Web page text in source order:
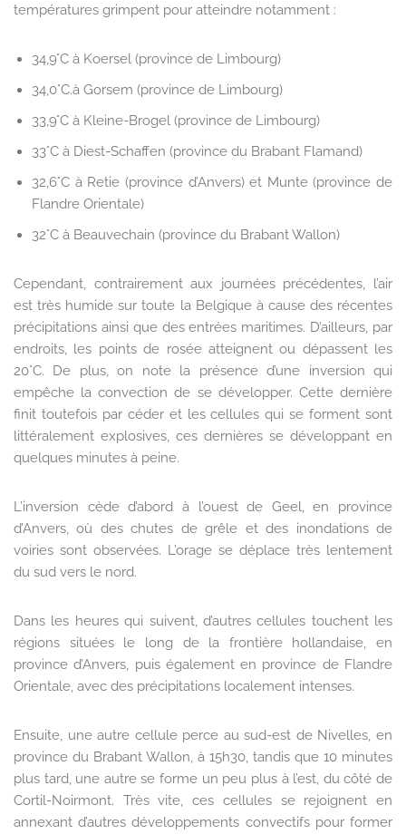
températures grimpent pour atteindre notamment :
34,9°C à Koersel (province de Limbourg)
34,0°C.à Gorsem (province de Limbourg)
33,9°C à Kleine-Brogel (province de Limbourg)
33°C à Diest-Schaffen (province du Brabant Flamand)
32,6°C à Retie (province d’Anvers) et Munte (province de
Flandre Orientale)
32°C à Beauvechain (province du Brabant Wallon)
Cependant, contrairement aux journées précédentes, l’air
est très humide sur toute la Belgique à cause des récentes
précipitations ainsi que des entrées maritimes. D’ailleurs, par
endroits, les points de rosée atteignent ou dépassent les
20°C. De plus, on note la présence d’une inversion qui
empêche la convection de se développer. Cette dernière
finit toutefois par céder et les cellules qui se forment sont
littéralement explosives, ces dernières se développant en
quelques minutes à peine.
L’inversion cède d’abord à l’ouest de Geel, en province
d’Anvers, où des chutes de grêle et des inondations de
voiries sont observées. L’orage se déplace très lentement
du sud vers le nord.
Dans les heures qui suivent, d’autres cellules touchent les
régions situées le long de la frontière hollandaise, en
province d’Anvers, puis également en province de Flandre
Orientale, avec des précipitations localement intenses.
Ensuite, une autre cellule perce au sud-est de Nivelles, en
province du Brabant Wallon, à 15h30, tandis que 10 minutes
plus tard, une autre se forme un peu plus à l’est, du côté de
Cortil-Noirmont. Très vite, ces cellules se rejoignent en
annexant d’autres développements convectifs pour former